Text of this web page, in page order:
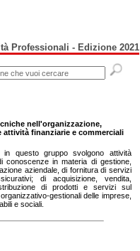
Professionali - Edizione 2021
nell'organizzazione,
attività finanziarie e commerciali
in questo gruppo svolgono attività
conoscenze in materia di gestione,
aziendale, di fornitura di servizi
di acquisizione, vendita,
di prodotti e servizi sul
gestionali delle imprese,
e sociali.